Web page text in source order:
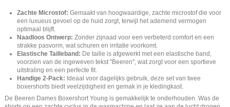
Zachte Microstof: Gemaakt van hoogwaardige, zachte microstof die voor
een luxueus gevoel op de huid zorgt, terwijl het ademend vermogen
optimaal blijft.
Naadloos Ontwerp: Zonder zijnaad voor een verbeterd comfort en een
strakke pasvorm, wat schuren en irritatie voorkomt.
Elastische Tailleband: De taille is afgewerkt met een elastische band,
voorzien van de ingeweven tekst "Beeren", wat zorgt voor een sportieve
uitstraling en een perfecte fit.
Handige 2-Pack: Ideaal voor dagelijks gebruik, deze set van twee
boxershorts biedt veelzijdigheid en gemak in je kledingkast.
De Beeren Dames Boxershort Young is gemakkelijk te onderhouden. Was de